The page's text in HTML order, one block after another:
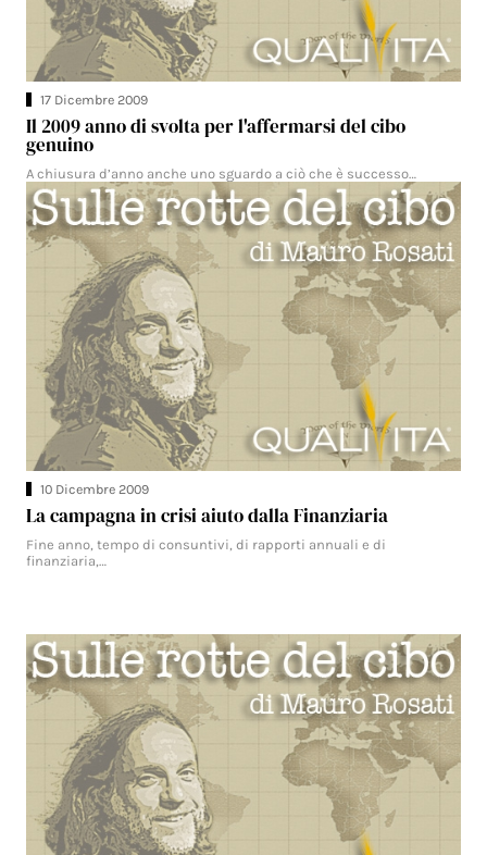
17 Dicembre 2009
Il 2009 anno di svolta per l'affermarsi del cibo
genuino
A chiusura d’anno anche uno sguardo a ciò che è successo…
10 Dicembre 2009
La campagna in crisi aiuto dalla Finanziaria
Fine anno, tempo di consuntivi, di rapporti annuali e di
finanziaria,…